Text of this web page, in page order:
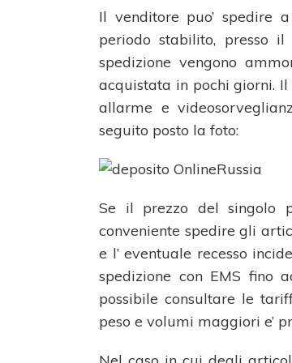
Il venditore puo’ spedire
periodo stabilito, presso
spedizione vengono
acquistata in pochi giorni.
allarme e
seguito posto la foto:
Se il prezzo del singolo
conveniente spedire gli
e l’ eventuale recesso
spedizione con EMS fino
possibile consultare le
peso e volumi maggiori e’